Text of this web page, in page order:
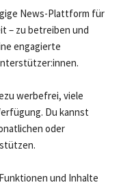
News-Plattform für
– zu betreiben und
engagierte
werbefrei, viele
Du kannst
oder
und Inhalte